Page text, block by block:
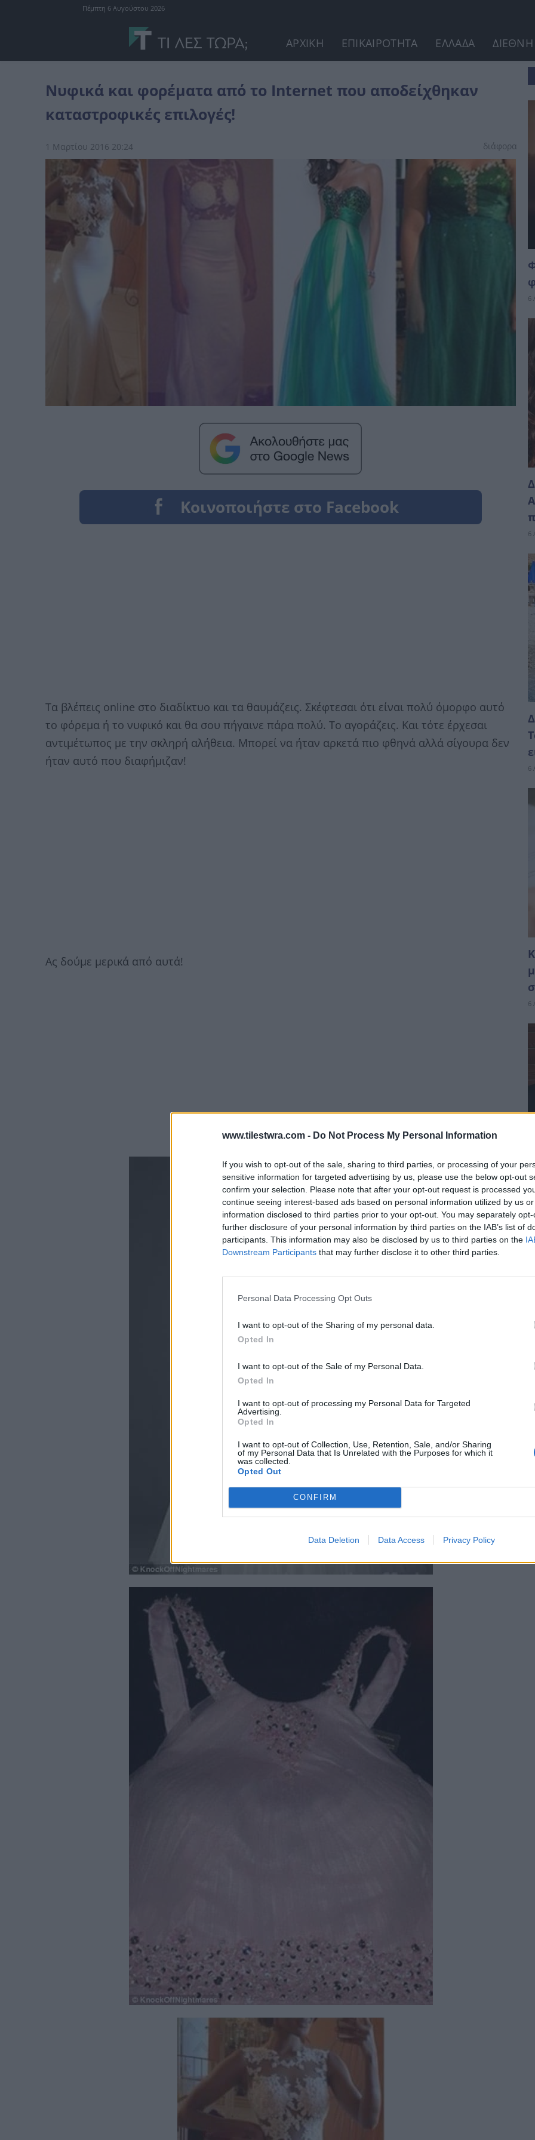
www.tilestwra.com - Do Not Process My Personal Information
If you wish to opt-out of the sale, sharing to third parties, or processing of your
sensitive information for targeted advertising by us, please use the below opt-out
confirm your selection. Please note that after your opt-out request is processed
continue seeing interest-based ads based on personal information utilized by us
information disclosed to third parties prior to your opt-out. You may separately
further disclosure of your personal information by third parties on the IAB’s list of
participants. This information may also be disclosed by us to third parties on the
Downstream Participants that may further disclose it to other third parties.
Personal Data Processing Opt Outs
I want to opt-out of the Sharing of my personal data.
Opted In
I want to opt-out of the Sale of my Personal Data.
Opted In
I want to opt-out of processing my Personal Data for Targeted
Advertising.
Opted In
I want to opt-out of Collection, Use, Retention, Sale, and/or Sharing
of my Personal Data that Is Unrelated with the Purposes for which it
was collected.
Opted Out
CONFIRM
Data Deletion Data Access Privacy Policy
Πέμπτη 6 Αυγούστου 2026
ΑΡΧΙΚΗ ΕΠΙΚΑΙΡΟΤΗΤΑ ΕΛΛΑΔΑ ΔΙΕΘΝΗ
Νυφικά και φορέματα από το Internet που αποδείχθηκαν
καταστροφικές επιλογές!
1 Μαρτίου 2016 20:24 διάφορα
Τα βλέπεις online στο διαδίκτυο και τα θαυμάζεις. Σκέφτεσαι ότι είναι πολύ όμορφο αυτό
το φόρεμα ή το νυφικό και θα σου πήγαινε πάρα πολύ. Το αγοράζεις. Και τότε έρχεσαι
αντιμέτωπος με την σκληρή αλήθεια. Μπορεί να ήταν αρκετά πιο φθηνά αλλά σίγουρα δεν
ήταν αυτό που διαφήμιζαν!
Ας δούμε μερικά από αυτά!
6
6
6
6
6